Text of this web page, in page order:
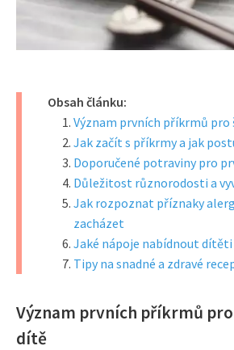
Obsah článku:
Význam prvních příkrmů
Jak začít s příkrmy a jak
Doporučené potraviny pro
Důležitost různorodosti a
Jak rozpoznat příznaky
zacházet
Jaké nápoje nabídnout
Tipy na snadné a zdravé
Význam prvních příkrmů
dítě